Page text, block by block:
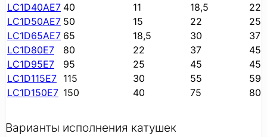
LC1D40AE7 40 11 18,5
22
LC1D50AE7 50 15 22
25
LC1D65AE7 65 18,5 30
37
LC1D80E7
80 22 37
45
LC1D95E7
95 25 45
45
LC1D115E7 115 30 55
59
LC1D150E7 150 40 75 80
Варианты исполнения катушек